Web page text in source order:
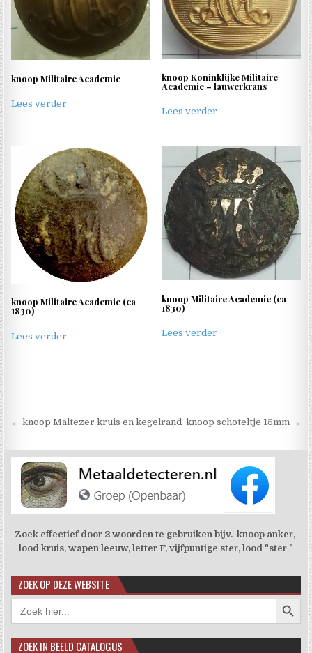
knoop Militaire Academie
Lees verder
knoop Koninklijke Militaire
Academie – lauwerkrans
Lees verder
knoop Militaire Academie (ca
1830)
Lees verder
knoop Militaire Academie (ca
1830)
Lees verder
Berichtnavigatie
← knoop Maltezer kruis en kegelrand knoop schoteltje 15mm →
Zoek effectief door 2 woorden te gebruiken bijv. knoop anker,
lood kruis, wapen leeuw, letter F, vijfpuntige ster, lood "ster "
ZOEK OP DEZE WEBSITE
Zoek
naar:
ZOEK IN BEELD CATALOGUS